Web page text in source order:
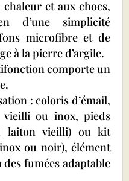
et aux chocs,
d’une simplicité
microfibre et de
à la pierre d’argile.
comporte un
: coloris d’émail,
ou inox, pieds
laiton vieilli) ou kit
ou noir), élément
des fumées adaptable